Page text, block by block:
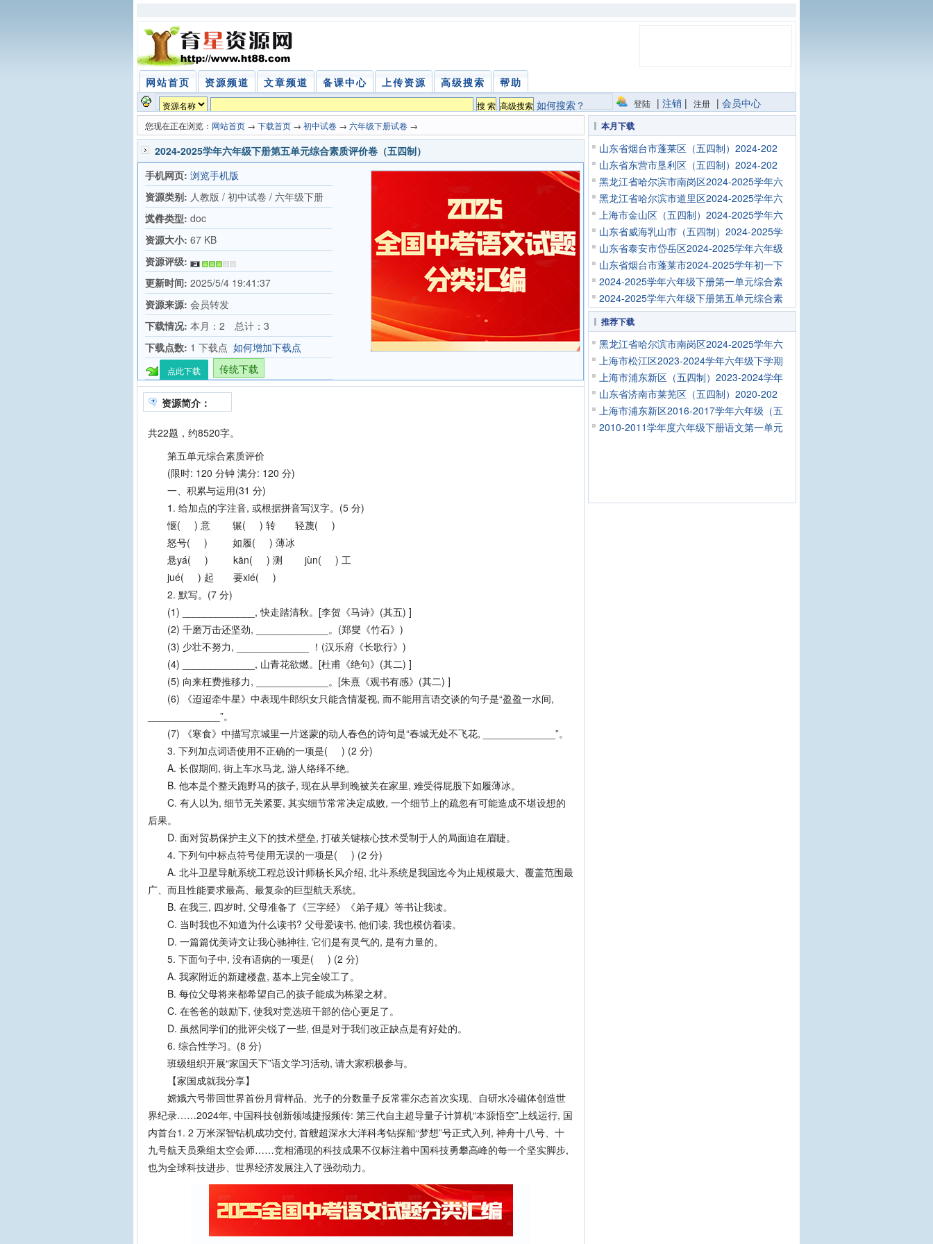
网站首页 资源频道 文章频道 备课中心 上传资源 高级搜索
帮助
如何搜索？
登陆 | 注销 | 注册 | 会员中心
您现在正在浏览： 网站首页 → 下载首页 → 初中试卷 → 六年级下册试卷 →
2024-2025学年六年级下册第五单元综合素质评价卷（五四制）
手机网页: 浏览手机版
资源类别: 人教版 / 初中试卷 / 六年级下册
试卷
文件类型: doc
资源大小: 67 KB
资源评级:
更新时间: 2025/5/4 19:41:37
资源来源: 会员转发
下载情况: 本月：2 总计：3
下载点数: 1 下载点 如何增加下载点
点此下载 传统下载
资源简介：
共22题，约8520字。
第五单元综合素质评价
(限时: 120 分钟 满分: 120 分)
一、积累与运用(31 分)
1. 给加点的字注音, 或根据拼音写汉字。(5 分)
惬( ) 意 辗( ) 转 轻蔑( )
怒号( ) 如履( ) 薄冰
悬yá( ) kān( ) 测 jùn( ) 工
jué( ) 起 要xié( )
2. 默写。(7 分)
(1) _____________, 快走踏清秋。[李贺《马诗》(其五) ]
(2) 千磨万击还坚劲, _____________。(郑燮《竹石》)
(3) 少壮不努力, _____________ ！(汉乐府《长歌行》)
(4) _____________, 山青花欲燃。[杜甫《绝句》(其二) ]
(5) 向来枉费推移力, _____________。[朱熹《观书有感》(其二) ]
(6) 《迢迢牵牛星》中表现牛郎织女只能含情凝视, 而不能用言语交谈的句子是“盈盈一水间,
_____________”。
(7) 《寒食》中描写京城里一片迷蒙的动人春色的诗句是“春城无处不飞花, _____________”。
3. 下列加点词语使用不正确的一项是( ) (2 分)
A. 长假期间, 街上车水马龙, 游人络绎不绝。
B. 他本是个整天跑野马的孩子, 现在从早到晚被关在家里, 难受得屁股下如履薄冰。
C. 有人以为, 细节无关紧要, 其实细节常常决定成败, 一个细节上的疏忽有可能造成不堪设想的
后果。
D. 面对贸易保护主义下的技术壁垒, 打破关键核心技术受制于人的局面迫在眉睫。
4. 下列句中标点符号使用无误的一项是( ) (2 分)
A. 北斗卫星导航系统工程总设计师杨长风介绍, 北斗系统是我国迄今为止规模最大、覆盖范围最
广、而且性能要求最高、最复杂的巨型航天系统。
B. 在我三, 四岁时, 父母准备了《三字经》《弟子规》等书让我读。
C. 当时我也不知道为什么读书? 父母爱读书, 他们读, 我也模仿着读。
D. 一篇篇优美诗文让我心驰神往, 它们是有灵气的, 是有力量的。
5. 下面句子中, 没有语病的一项是( ) (2 分)
A. 我家附近的新建楼盘, 基本上完全竣工了。
B. 每位父母将来都希望自己的孩子能成为栋梁之材。
C. 在爸爸的鼓励下, 使我对竞选班干部的信心更足了。
D. 虽然同学们的批评尖锐了一些, 但是对于我们改正缺点是有好处的。
6. 综合性学习。(8 分)
班级组织开展“家国天下”语文学习活动, 请大家积极参与。
【家国成就我分享】
嫦娥六号带回世界首份月背样品、光子的分数量子反常霍尔态首次实现、自研水冷磁体创造世
界纪录……2024年, 中国科技创新领域捷报频传: 第三代自主超导量子计算机“本源悟空”上线运行, 国
内首台1. 2 万米深智钻机成功交付, 首艘超深水大洋科考钻探船“梦想”号正式入列, 神舟十八号、十
九号航天员乘组太空会师……竞相涌现的科技成果不仅标注着中国科技勇攀高峰的每一个坚实脚步,
也为全球科技进步、世界经济发展注入了强劲动力。
本月下载
山东省烟台市蓬莱区（五四制）2024-202
山东省东营市垦利区（五四制）2024-202
黑龙江省哈尔滨市南岗区2024-2025学年六
黑龙江省哈尔滨市道里区2024-2025学年六
上海市金山区（五四制）2024-2025学年六
山东省威海乳山市（五四制）2024-2025学
山东省泰安市岱岳区2024-2025学年六年级
山东省烟台市蓬莱市2024-2025学年初一下
2024-2025学年六年级下册第一单元综合素
2024-2025学年六年级下册第五单元综合素
推荐下载
黑龙江省哈尔滨市南岗区2024-2025学年六
上海市松江区2023-2024学年六年级下学期
上海市浦东新区（五四制）2023-2024学年
山东省济南市莱芜区（五四制）2020-202
上海市浦东新区2016-2017学年六年级（五
2010-2011学年度六年级下册语文第一单元